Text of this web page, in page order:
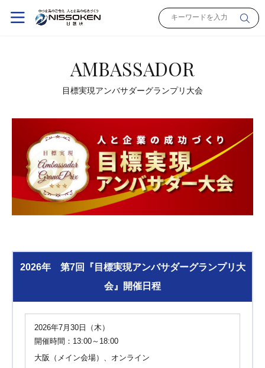
AMBASSADOR
目標実現アンバサダーグランプリ大会
2026年 第7回『目標実現アンバサダーグランプリ大
会』開催日程
2026年7月30日（木）
開催時間：13:00～18:00
大阪（メイン会場）、オンライン